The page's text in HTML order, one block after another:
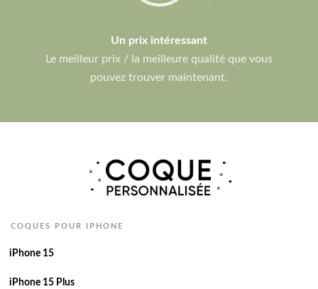
Un prix intéressant
Le meilleur prix / la meilleure qualité que vous
pouvez trouver maintenant.
COQUES POUR IPHONE
iPhone 15
iPhone 15 Plus